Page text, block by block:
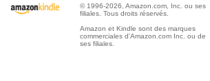
© 1996-2026, Amazon.com, Inc. ou ses
filiales. Tous droits réservés.
Amazon et Kindle sont des marques
commerciales d'Amazon.com Inc. ou de
ses filiales.